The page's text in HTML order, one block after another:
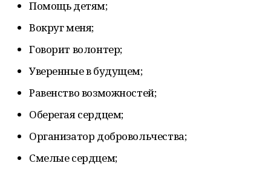
Помощь детям;
Вокруг меня;
Говорит волонтер;
Уверенные в будущем;
Равенство возможностей;
Оберегая сердцем;
Организатор добровольчества;
Смелые сердцем;